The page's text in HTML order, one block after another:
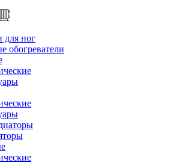
для ног
обогреватели